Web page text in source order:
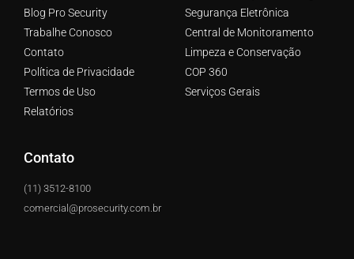
Blog Pro Security
Trabalhe Conosco
Contato
Política de Privacidade
Termos de Uso
Relatórios
Segurança Eletrônica
Central de Monitoramento
Limpeza e Conservação
COP 360
Serviços Gerais
Contato
(11) 3512-8100
comercial@prosecurity.com.br